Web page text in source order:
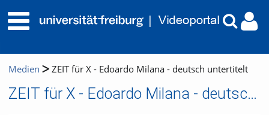
Medien ZEIT für X - Edoardo Milana - deutsch untertitelt
ZEIT für X - Edoardo Milana - deutsch untertitelt